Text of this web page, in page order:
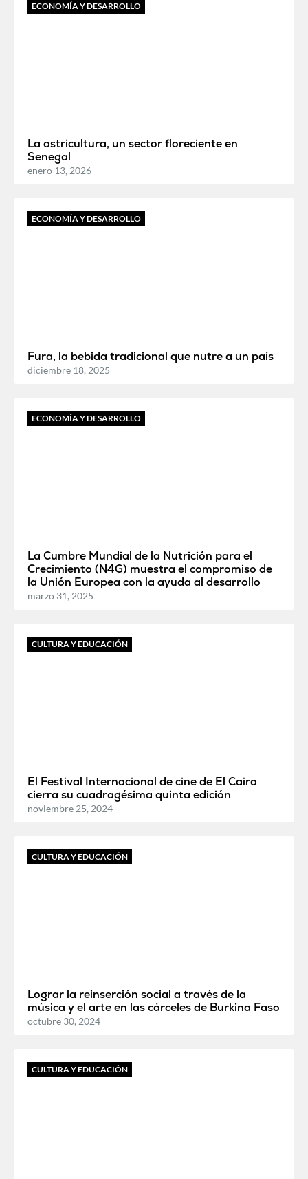
ECONOMÍA Y DESARROLLO
La ostricultura, un sector floreciente en
Senegal
enero 13, 2026
ECONOMÍA Y DESARROLLO
Fura, la bebida tradicional que nutre a un país
diciembre 18, 2025
ECONOMÍA Y DESARROLLO
La Cumbre Mundial de la Nutrición para el
Crecimiento (N4G) muestra el compromiso de
la Unión Europea con la ayuda al desarrollo
marzo 31, 2025
CULTURA Y EDUCACIÓN
El Festival Internacional de cine de El Cairo
cierra su cuadragésima quinta edición
noviembre 25, 2024
CULTURA Y EDUCACIÓN
Lograr la reinserción social a través de la
música y el arte en las cárceles de Burkina Faso
octubre 30, 2024
CULTURA Y EDUCACIÓN